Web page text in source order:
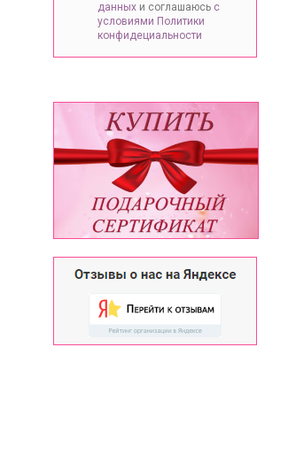
данных и соглашаюсь с
условиями Политики
конфидециальности